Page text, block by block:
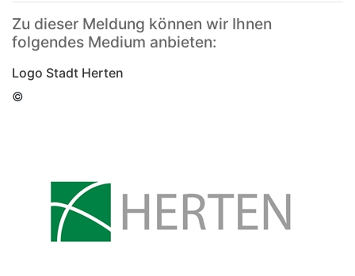
Zu dieser Meldung können wir Ihnen
folgendes Medium anbieten:
Logo Stadt Herten
©